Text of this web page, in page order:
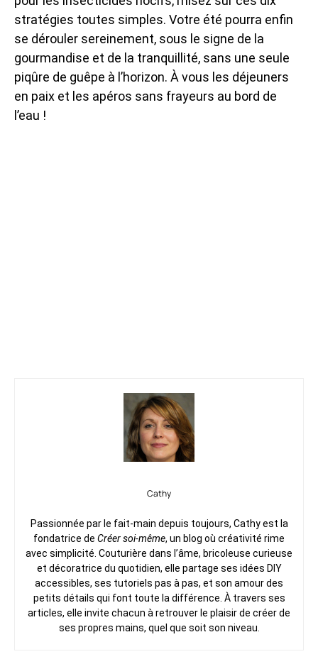
stratégies toutes simples. Votre été pourra enfin
se dérouler sereinement, sous le signe de la
gourmandise et de la tranquillité, sans une seule
piqûre de guêpe à l’horizon. À vous les déjeuners
en paix et les apéros sans frayeurs au bord de
l’eau !
Cathy
Passionnée par le fait-main depuis toujours, Cathy est la
fondatrice de Créer soi-même, un blog où créativité rime
avec simplicité. Couturière dans l’âme, bricoleuse curieuse
et décoratrice du quotidien, elle partage ses idées DIY
accessibles, ses tutoriels pas à pas, et son amour des
petits détails qui font toute la différence. À travers ses
articles, elle invite chacun à retrouver le plaisir de créer de
ses propres mains, quel que soit son niveau.